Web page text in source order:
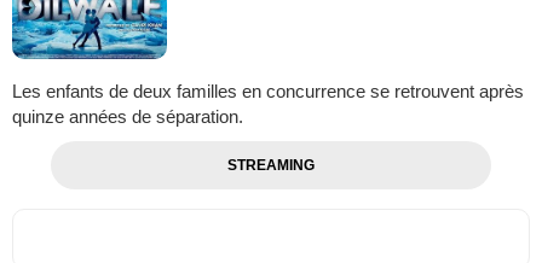
Les enfants de deux familles en concurrence se retrouvent après
quinze années de séparation.
STREAMING